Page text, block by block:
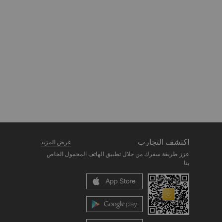
اكتشف التجارب
عرض المزيد
عزز طريقة سفرك من خلال تطبيق الهاتف المحمول الخاص
بنا